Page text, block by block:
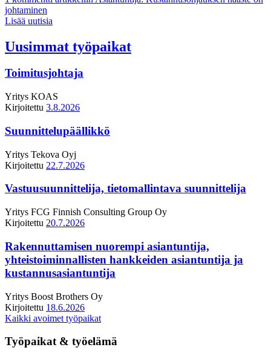
johtaminen
Lisää uutisia
Uusimmat työpaikat
Toimitusjohtaja
Yritys KOAS
Kirjoitettu 3.8.2026
Suunnittelupäällikkö
Yritys Tekova Oyj
Kirjoitettu 22.7.2026
Vastuusuunnittelija, tietomallintava suunnittelija
Yritys FCG Finnish Consulting Group Oy
Kirjoitettu 20.7.2026
Rakennuttamisen nuorempi asiantuntija,
yhteistoiminnallisten hankkeiden asiantuntija ja
kustannusasiantuntija
Yritys Boost Brothers Oy
Kirjoitettu 18.6.2026
Kaikki avoimet työpaikat
Työpaikat & työelämä